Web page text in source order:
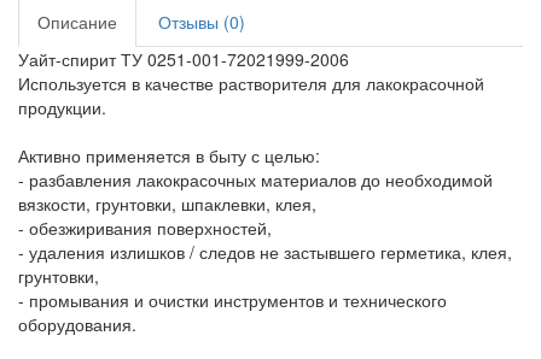
Описание
Отзывы (0)
Уайт-спирит ТУ 0251-001-72021999-2006
Используется в качестве растворителя для лакокрасочной
продукции.
Активно применяется в быту с целью:
- разбавления лакокрасочных материалов до необходимой
вязкости, грунтовки, шпаклевки, клея,
- обезжиривания поверхностей,
- удаления излишков / следов не застывшего герметика, клея,
грунтовки,
- промывания и очистки инструментов и технического
оборудования.